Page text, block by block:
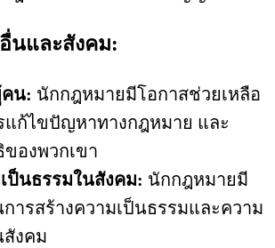
นและสังคม:
คน: นักกฎหมายมีโอกาสช่วยเหลือ
แก้ไขปัญหาทางกฎหมาย และ
องพวกเขา
ป็นธรรมในสังคม: นักกฎหมายมี
ารสร้างความเป็นธรรมและความ
สังคม